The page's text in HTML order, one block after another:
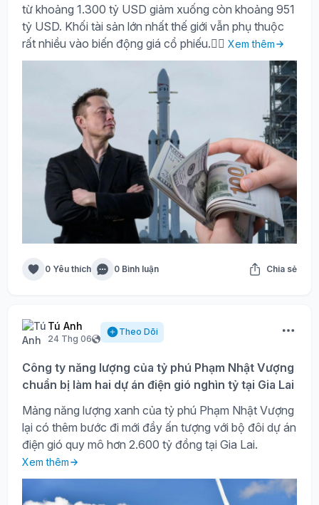
từ khoảng 1.300 tỷ USD giảm xuống còn khoảng 951
tỷ USD. Khối tài sản lớn nhất thế giới vẫn phụ thuộc
rất nhiều vào biến động giá cổ phiếu.🤷‍♀️ Xem thêm
0 Yêu thích 0 Bình luận Chia sẻ
Tú Anh
24 Thg 06
Theo Dõi
Công ty năng lượng của tỷ phú Phạm Nhật Vượng
chuẩn bị làm hai dự án điện gió nghìn tỷ tại Gia Lai
Mảng năng lượng xanh của tỷ phú Phạm Nhật Vượng
lại có thêm bước đi mới đầy ấn tượng với bộ đôi dự án
điện gió quy mô hơn 2.600 tỷ đồng tại Gia Lai.
Xem thêm